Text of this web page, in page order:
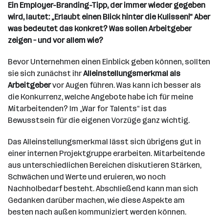
Ein Employer-Branding-Tipp, der immer wieder gegeben
wird, lautet: „Erlaubt einen Blick hinter die Kulissen!“ Aber
was bedeutet das konkret? Was sollen Arbeitgeber
zeigen – und vor allem wie?
Bevor Unternehmen einen Einblick geben können, sollten
sie sich zunächst ihrAlleinstellungsmerkmal als
Arbeitgebervor Augen führen. Was kann ich besser als
die Konkurrenz, welche Angebote habe ich für meine
Mitarbeitenden? Im „War for Talents“ ist das
Bewusstsein für die eigenen Vorzüge ganz wichtig.
Das Alleinstellungsmerkmal lässt sich übrigens gut in
einer internen Projektgruppe erarbeiten. Mitarbeitende
aus unterschiedlichen Bereichen diskutieren Stärken,
Schwächen und Werte und eruieren, wo noch
Nachholbedarf besteht. Abschließend kann man sich
Gedanken darüber machen, wie diese Aspekte am
besten nach außen kommuniziert werden können.